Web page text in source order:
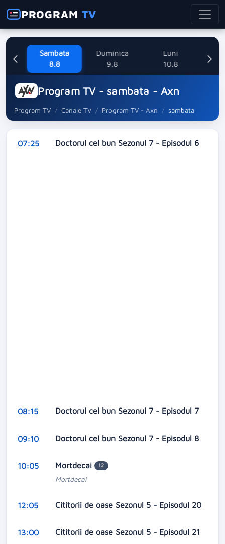
PROGRAMTV
Sambata
8.8
Duminica
9.8
Luni
10.8
Program TV - sambata - Axn
Program TV Canale TV Program TV - Axn sambata
07:25 Doctorul cel bun Sezonul 7 - Episodul 6
08:15 Doctorul cel bun Sezonul 7 - Episodul 7
09:10 Doctorul cel bun Sezonul 7 - Episodul 8
10:05 Mortdecai 12
Mortdecai
12:05 Cititorii de oase Sezonul 5 - Episodul 20
13:00 Cititorii de oase Sezonul 5 - Episodul 21